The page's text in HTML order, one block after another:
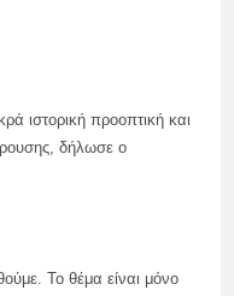
ιστορική προοπτική και
δήλωσε ο
Το θέμα είναι μόνο